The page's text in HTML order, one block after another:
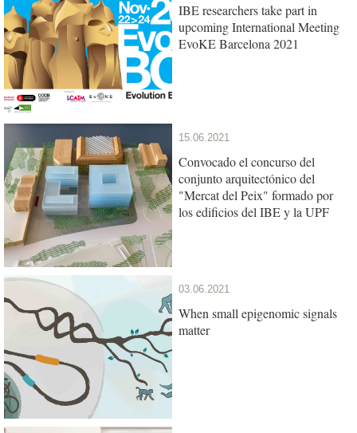
IBE researchers take part in
upcoming International Meeting
EvoKE Barcelona 2021
15.06.2021
Convocado el concurso del
conjunto arquitectónico del
"Mercat del Peix" formado por
los edificios del IBE y la UPF
03.06.2021
When small epigenomic signals
matter